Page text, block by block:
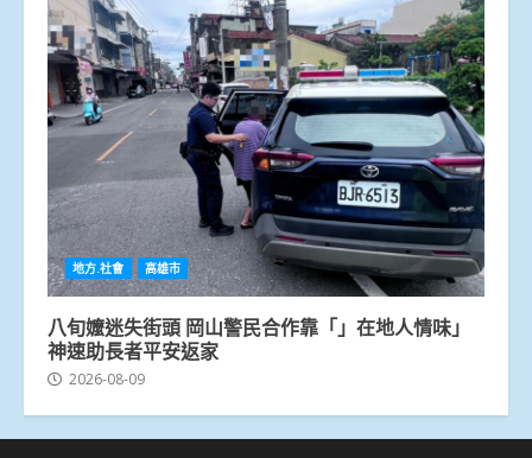
地方.社會 高雄市
八旬嬤迷失街頭 岡山警民合作靠「」在地人情味」
神速助長者平安返家
2026-08-09